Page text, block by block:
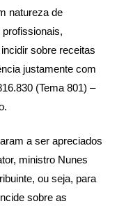
natureza de
sobre receitas
justamente com
(Tema 801) –
a ser apreciados
ministro Nunes
ou seja, para
sobre as